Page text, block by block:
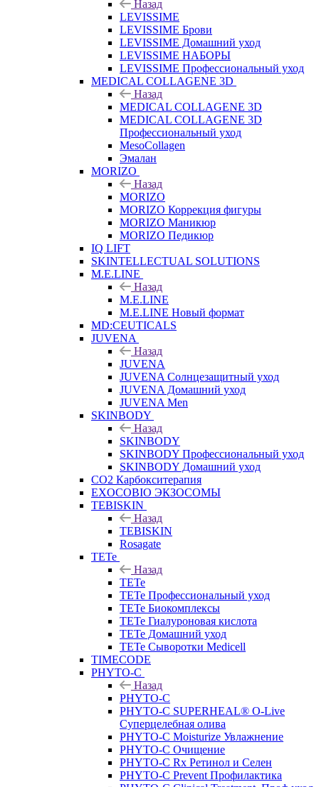
Назад
LEVISSIME
LEVISSIME Брови
LEVISSIME Домашний уход
LEVISSIME НАБОРЫ
LEVISSIME Профессиональный уход
MEDICAL COLLAGENE 3D
Назад
MEDICAL COLLAGENE 3D
MEDICAL COLLAGENE 3D
Профессиональный уход
MesoCollagen
Эмалан
MORIZO
Назад
MORIZO
MORIZO Коррекция фигуры
MORIZO Маникюр
MORIZO Педикюр
IQ LIFT
SKINTELLECTUAL SOLUTIONS
M.E.LINE
Назад
M.E.LINE
M.E.LINE Новый формат
MD:CEUTICALS
JUVENA
Назад
JUVENA
JUVENA Солнцезащитный уход
JUVENA Домашний уход
JUVENA Men
SKINBODY
Назад
SKINBODY
SKINBODY Профессиональный уход
SKINBODY Домашний уход
CO2 Карбокситерапия
EXOCOBIO ЭКЗОСОМЫ
TEBISKIN
Назад
TEBISKIN
Rosagate
TETe
Назад
TETe
TETe Профессиональный уход
TETe Биокомплексы
TETe Гиалуроновая кислота
TETe Домашний уход
TETe Сыворотки Medicell
TIMECODE
PHYTO-C
Назад
PHYTO-C
PHYTO-C SUPERHEAL® O-Live
Суперцелебная олива
PHYTO-C Moisturize Увлажнение
PHYTO-C Очищение
PHYTO-C Rx Ретинол и Селен
PHYTO-C Prevent Профилактика